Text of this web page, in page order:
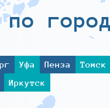
по
Уфа Пенза Томск
Иркутск